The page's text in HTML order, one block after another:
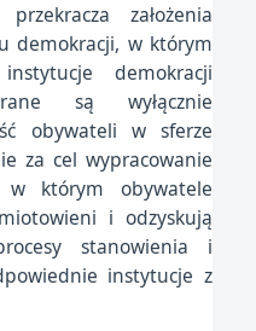
założenia
demokracji, w którym
demokracji
są wyłącznie
obywateli w sferze
za cel wypracowanie
którym obywatele
i odzyskują
stanowienia i
instytucje z